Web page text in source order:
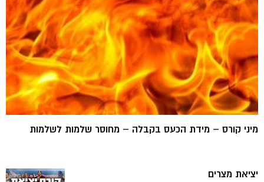
מיני קורס – מידת הכעס בקבלה – מחוסר שלמות לשלמות
יציאת מצרים